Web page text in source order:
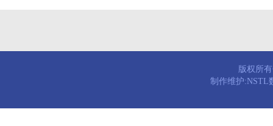
版权所
制作维护:NSTL